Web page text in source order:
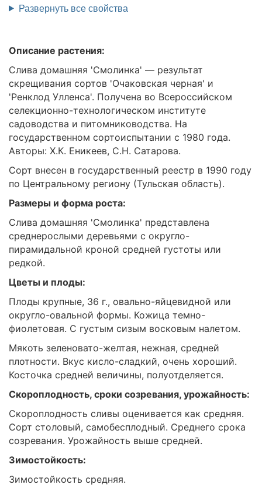
Развернуть все свойства
Описание растения:
Слива домашняя 'Смолинка' — результат
скрещивания сортов 'Очаковская черная' и
'Ренклод Улленса'. Получена во Всероссийском
селекционно-технологическом институте
садоводства и питомниководства. На
государственном сортоиспытании с 1980 года.
Авторы: X.К. Еникеев, С.Н. Сатарова.
Сорт внесен в государственный реестр в 1990 году
по Центральному региону (Тульская область).
Размеры и форма роста:
Слива домашняя 'Смолинка' представлена
среднерослыми деревьями с округло-
пирамидальной кроной средней густоты или
редкой.
Цветы и плоды:
Плоды крупные, 36 г., овально-яйцевидной или
округло-овальной формы. Кожица темно-
фиолетовая. С густым сизым восковым налетом.
Мякоть зеленовато-желтая, нежная, средней
плотности. Вкус кисло-сладкий, очень хороший.
Косточка средней величины, полуотделяется.
Скороплодность, сроки созревания, урожайность:
Скороплодность сливы оценивается как средняя.
Сорт столовый, самобесплодный. Среднего срока
созревания. Урожайность выше средней.
Зимостойкость:
Зимостойкость средняя.